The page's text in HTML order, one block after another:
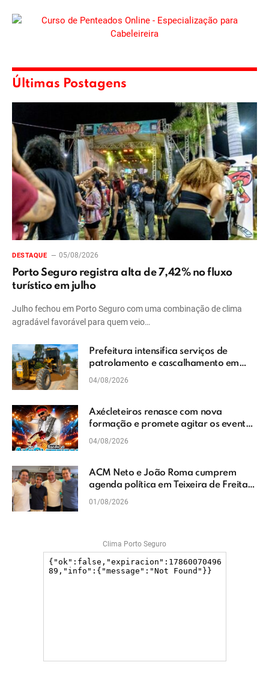
Últimas Postagens
DESTAQUE 05/08/2026
Porto Seguro registra alta de 7,42% no fluxo
turístico em julho
Julho fechou em Porto Seguro com uma combinação de clima
agradável favorável para quem veio…
Prefeitura intensifica serviços de
patrolamento e cascalhamento em
Vera Cruz
04/08/2026
Axécleteiros renasce com nova
formação e promete agitar os eventos
do Extremo Sul da Bahia
04/08/2026
ACM Neto e João Roma cumprem
agenda política em Teixeira de Freitas
e reforçam projeto para o Extremo Sul
01/08/2026
Clima Porto Seguro